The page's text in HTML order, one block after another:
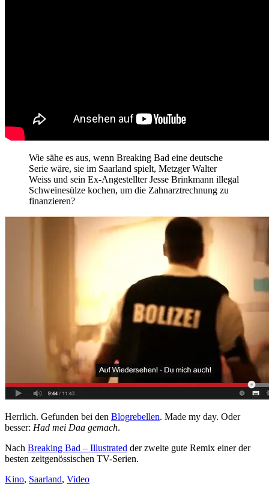
Wie sähe es aus, wenn Breaking Bad eine deutsche
Serie wäre, sie im Saarland spielt, Metzger Walter
Weiss und sein Ex-Angestellter Jesse Brinkmann illegal
Schweinesülze kochen, um die Zahnarztrechnung zu
finanzieren?
Herrlich. Gefunden bei den Blogrebellen. Made my day. Oder
besser: Had mei Daa gemach.
Nach Breaking Bad – Illustrated der zweite gute Remix einer der
besten zeitgenössischen TV-Serien.
Kino, Saarland, Video